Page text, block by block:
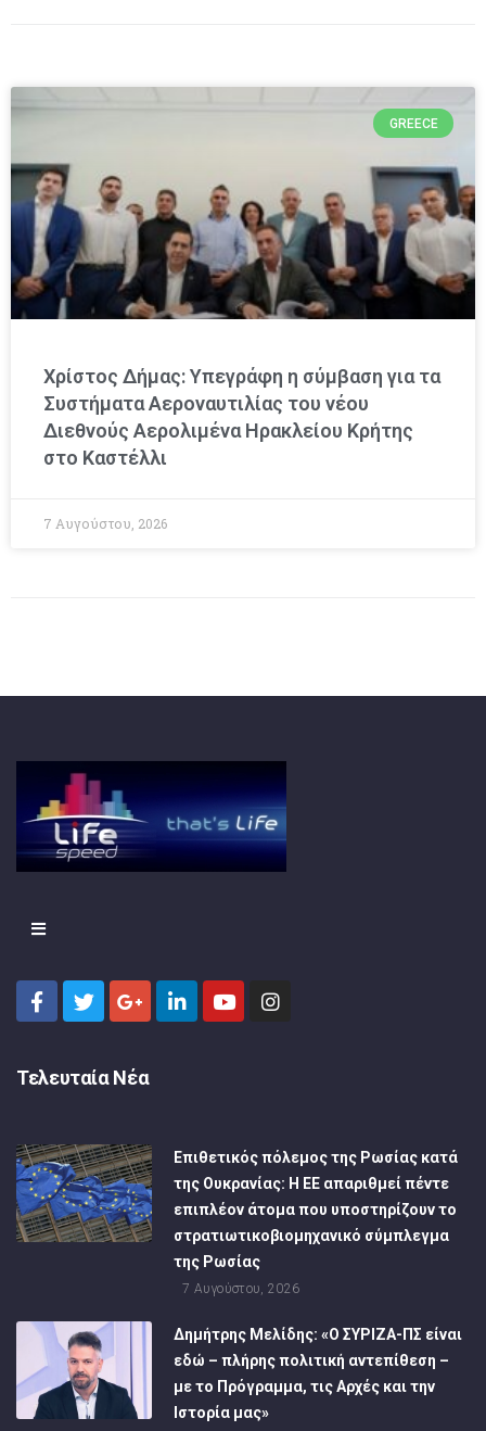
GREECE
Χρίστος Δήμας: Υπεγράφη η σύμβαση για τα
Συστήματα Αεροναυτιλίας του νέου
Διεθνούς Αερολιμένα Ηρακλείου Κρήτης
στο Καστέλλι
7 Αυγούστου, 2026
Τελευταία Νέα
Επιθετικός πόλεμος της Ρωσίας κατά
της Ουκρανίας: Η ΕΕ απαριθμεί πέντε
επιπλέον άτομα που υποστηρίζουν το
στρατιωτικοβιομηχανικό σύμπλεγμα
της Ρωσίας
7 Αυγούστου, 2026
Δημήτρης Μελίδης: «Ο ΣΥΡΙΖΑ-ΠΣ είναι
εδώ – πλήρης πολιτική αντεπίθεση –
με το Πρόγραμμα, τις Αρχές και την
Ιστορία μας»